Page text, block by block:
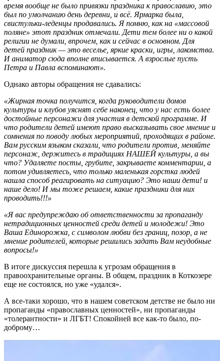
время вообще не было привязки праздника к православию, это
был по умолчанию день деревни, и всё. Ярмарка была,
свистульки-леденцы продавались. Я помню, как на «массовой
поляне» этот праздник отмечали. Дети тем более ни о какой
религии не думали, впрочем, как и сейчас в основном. Для
детей праздник — это веселье, яркие краски, игры, лакомства.
И аниматор сюда вполне вписывается. А взрослые пусть
Петра и Павла вспоминают».
Однако авторы обращения не сдавались:
«Жирная точка получится, когда руководители домов
культуры и клубов уяснят себе наконец, что у нас есть более
достойные персонажи для участия в детской программе. И
что родители детей имеют право высказывать свое мнение и
сомнения по поводу любых мероприятий, проходящих в районе.
Вам русским языком сказали, что родители против, меняйте
персонаж, держитесь в традициях НАШЕЙ культуры, а вы
что? Удаляете посты, грубите, закрываете комментарии, а
потом удивляетесь, что только маленькая горстка людей
нашла способ реагировать на ситуацию? Это наши дети! и
наше дело! И мы тоже решаем, какие праздники для них
проводить!!!»
«Я вас предупреждаю об ответственности за пропаганду
нетрадиционных ценностей среди детей и молодежи! Это
Ваша Единорожка, с символом любви без границ, позор, а не
мнение родителей, которые решились задать Вам неудобные
вопросы!»
В итоге дискуссия перешла к угрозам обращения в
правоохранительные органы. В общем, праздник в Коткозере
еще не состоялся, но уже «удался».
А все-таки хорошо, что в нашем советском детстве не было ни
пропаганды «православных ценностей», ни пропаганды
«толерантности» и ЛГБТ! Спокойней все как-то было, по-
доброму…